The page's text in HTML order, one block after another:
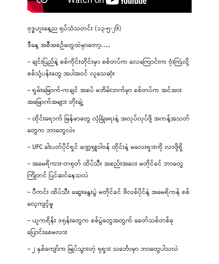
ဗုဒ္ဓဟူးနေ့ည ရုပ်သံသတင်း (၁၃-၅-၂၆)
ဒီနေ့ အစီအစဉ်တွေထဲမှာတော့…..
– ချင်းပြည်နဲ့ စစ်ကိုင်းတိုင်းမှာ စစ်တပ်က လေကြောင်းက ဗုံးကြဲလို့
စစ်သုံ့ပန်းတွေ အပါအဝင် လူသေဆုံး
– ရှမ်းမြောက်-ကချင် အစပ် မဘိမ်းဘက်မှာ စစ်တပ်က အင်အား
အမြောက်အများ တိုးချဲ့
– ထိုင်းရောက် မြန်မာတွေ လုံခြုံရေးနဲ့ အလုပ်လုပ်ဖို့ အကန့်အသတ်
တွေက ဘာတွေလဲ။
– UFC ခါးပတ်ပိုင်ရှင် ဂျော့ရှူဝါဗန် ထိုင်းနဲ့ မလေးရှားကို လာဖို့ရှိ
– အမေရိကား-တရုတ် ထိပ်သီး အစည်းအဝေး မတိုင်ခင် ဘာတွေ
ကြိုတင် ပြင်ဆင်နေသလဲ
– ပီကင်း ထိပ်သီး ဆွေးနွေးပွဲ မတိုင်ခင် ဖိလစ်ပိုင်နဲ့ အမေရိကန် စစ်
လေ့ကျင့်မှု
– ယူကရိန်း ဒရုန်းတွေက စစ်ပွဲတွေအတွက် ခေတ်သစ်တစ်ခု
ပြောင်းစေမလား
– ၂ နှစ်ကျော်က မြုပ်သွားတဲ့ ရုရှား သင်္ဘောမှာ ဘာတွေပါသလဲ